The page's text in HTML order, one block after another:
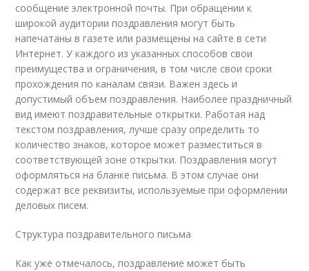
сообщение электронной почты. При обращении к
широкой аудитории поздравления могут быть
напечатаны в газете или размещены на сайте в сети
Интернет. У каждого из указанных способов свои
преимущества и ограничения, в том числе свои сроки
прохождения по каналам связи. Важен здесь и
допустимый объем поздравления. Наиболее праздничный
вид имеют поздравительные открытки. Работая над
текстом поздравления, лучше сразу определить то
количество знаков, которое может разместиться в
соответствующей зоне открытки. Поздравления могут
оформляться на бланке письма. В этом случае они
содержат все реквизиты, используемые при оформлении
деловых писем.
Структура поздравительного письма
Как уже отмечалось, поздравление может быть